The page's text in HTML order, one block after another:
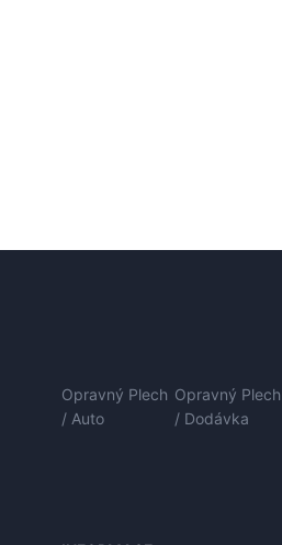
Opravný Plech
/ Auto
Opravný Plech
/ Dodávka